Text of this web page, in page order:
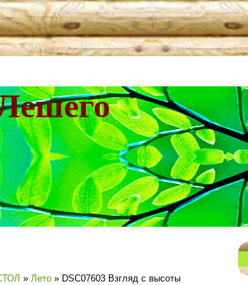
» Лето » DSC07603 Взгляд с высоты